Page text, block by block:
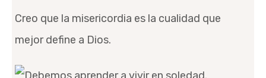
Creo que la misericordia es la cualidad que
mejor define a Dios.